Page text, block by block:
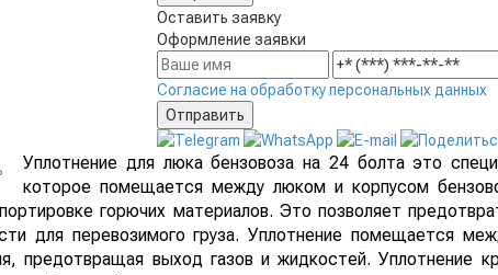
Оставить заявку
Оформление заявки
Согласие на обработку персональных данных
Уплотнение для люка бензовоза на 24 болта это
которое помещается между люком и корпусом
горючих материалов. Это позволяет
для перевозимого груза. Уплотнение помещается
предотвращая выход газов и жидкостей.